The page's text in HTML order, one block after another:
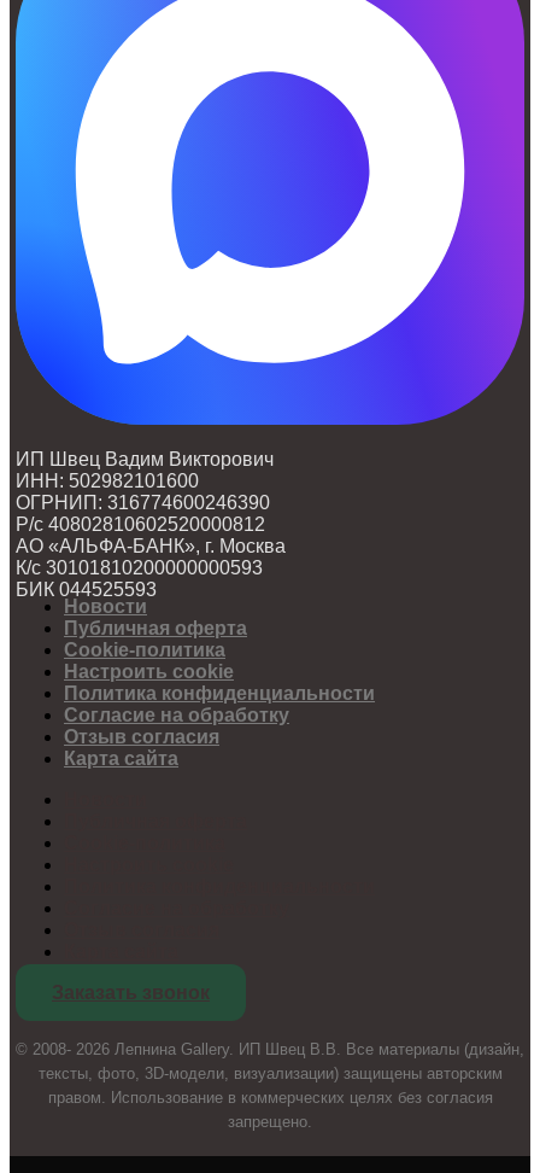
ИП Швец Вадим Викторович
ИНН: 502982101600
ОГРНИП: 316774600246390
Р/с 40802810602520000812
АО «АЛЬФА-БАНК», г. Москва
К/с 30101810200000000593
БИК 044525593
Новости
Публичная оферта
Cookie-политика
Настроить cookie
Политика конфиденциальности
Согласие на обработку
Отзыв согласия
Карта сайта
Заказать звонок
© 2008- 2026 Лепнина Gallery. ИП Швец В.В. Все материалы (дизайн,
тексты, фото, 3D-модели, визуализации) защищены авторским
правом. Использование в коммерческих целях без согласия
запрещено.